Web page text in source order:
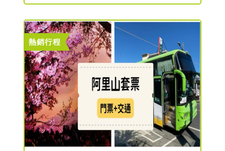
熱銷行程